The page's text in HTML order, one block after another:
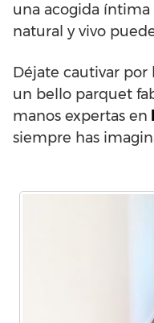
una acogida íntima
natural y vivo
Déjate cautivar por
un bello parquet
manos expertas en
siempre has